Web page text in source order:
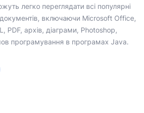
легко переглядати всі популярні
включаючи Microsoft Office,
PDF, архів, діаграми, Photoshop,
програмування в програмах Java.